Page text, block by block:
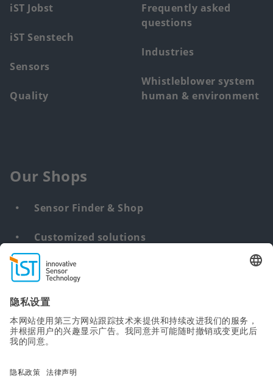
iST Jobst
iST Senstech
Sensors
Quality
Frequently asked
questions
Industries
Whistleblower system
human & environment
Our Shops
Sensor Finder & Shop
Customized solutions
DNA & RNA Extraction Kits
Sitemap
Find
us